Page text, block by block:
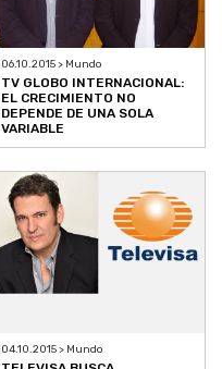
06.10.2015 > Mundo
TV GLOBO INTERNACIONAL:
EL CRECIMIENTO NO
DEPENDE DE UNA SOLA
VARIABLE
04.10.2015 > Mundo